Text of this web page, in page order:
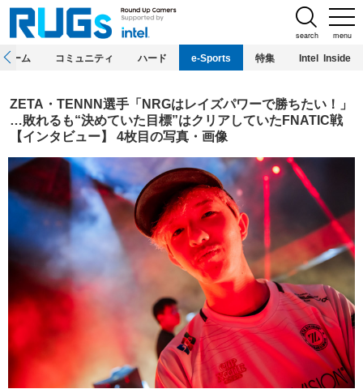
menu
search
ホーム コミュニティ ハード e-Sports 特集 Intel Inside
ZETA・TENNN選手「NRGはレイズパワーで勝ちたい！」
…敗れるも“決めていた目標”はクリアしていたFNATIC戦
【インタビュー】 4枚目の写真・画像